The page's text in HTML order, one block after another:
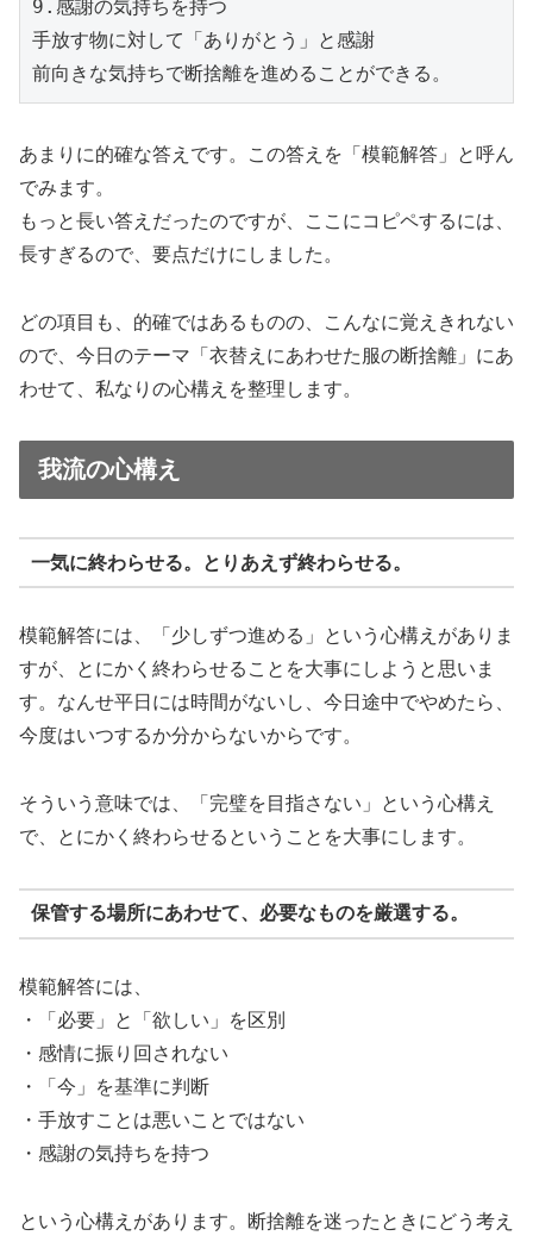
9.感謝の気持ちを持つ
手放す物に対して「ありがとう」と感謝
前向きな気持ちで断捨離を進めることができる。
あまりに的確な答えです。この答えを「模範解答」と呼ん
でみます。
もっと長い答えだったのですが、ここにコピペするには、
長すぎるので、要点だけにしました。
どの項目も、的確ではあるものの、こんなに覚えきれない
ので、今日のテーマ「衣替えにあわせた服の断捨離」にあ
わせて、私なりの心構えを整理します。
我流の心構え
一気に終わらせる。とりあえず終わらせる。
模範解答には、「少しずつ進める」という心構えがありま
すが、とにかく終わらせることを大事にしようと思いま
す。なんせ平日には時間がないし、今日途中でやめたら、
今度はいつするか分からないからです。
そういう意味では、「完璧を目指さない」という心構え
で、とにかく終わらせるということを大事にします。
保管する場所にあわせて、必要なものを厳選する。
模範解答には、
・「必要」と「欲しい」を区別
・感情に振り回されない
・「今」を基準に判断
・手放すことは悪いことではない
・感謝の気持ちを持つ
という心構えがあります。断捨離を迷ったときにどう考え